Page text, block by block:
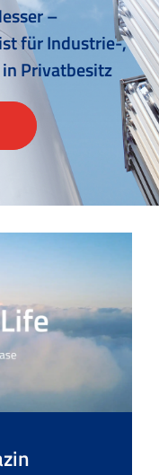
–
für Industrie-,
Privatbesitz